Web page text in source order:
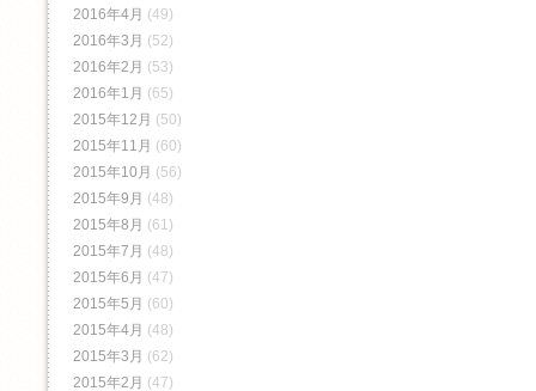
2016年4月 (49)
2016年3月 (52)
2016年2月 (53)
2016年1月 (65)
2015年12月 (50)
2015年11月 (60)
2015年10月 (56)
2015年9月 (48)
2015年8月 (61)
2015年7月 (48)
2015年6月 (47)
2015年5月 (60)
2015年4月 (48)
2015年3月 (62)
2015年2月 (47)